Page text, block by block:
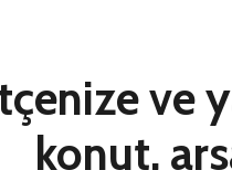
ve
konut,